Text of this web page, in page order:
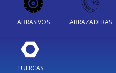
ABRASIVOS ABRAZADERAS
TUERCAS